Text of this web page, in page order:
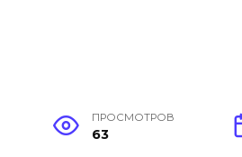
ПРОСМОТРОВ
63